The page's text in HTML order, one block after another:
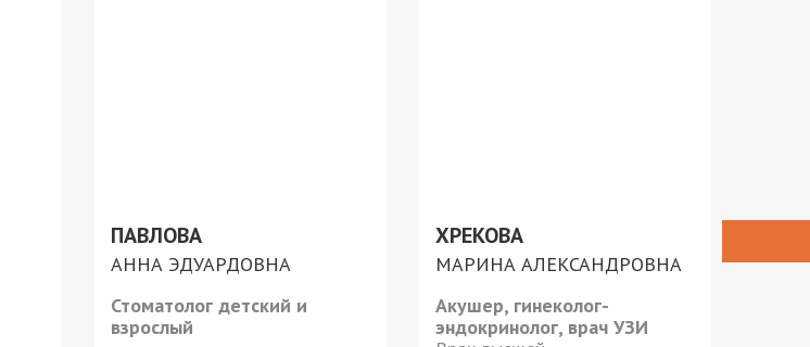
ПАВЛОВА
АННА ЭДУАРДОВНА
Стоматолог детский и
взрослый
ХРЕКОВА
МАРИНА АЛЕКСАНДРОВНА
Акушер, гинеколог-
эндокринолог, врач УЗИ